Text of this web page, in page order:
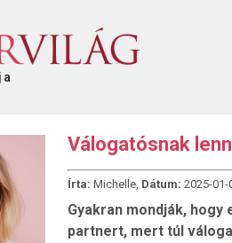
Válogatósnak
Írta: Michelle, Dátum: 2025-01-
Gyakran mondják,
partnert, mert túl